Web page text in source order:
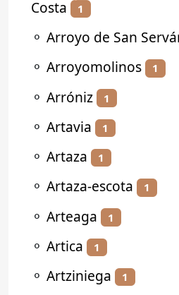
Costa
1
⚬ Arroyo de San
⚬ Arroyomolinos 1
⚬ Arróniz 1
⚬ Artavia 1
⚬ Artaza 1
⚬ Artaza-escota 1
⚬ Arteaga 1
⚬ Artica 1
⚬ Artziniega 1